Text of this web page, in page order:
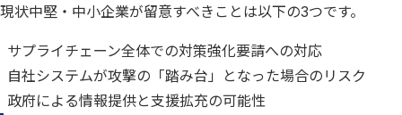
現状中堅・中小企業が留意すべきことは以下の3つです。
サプライチェーン全体での対策強化要請への対応
自社システムが攻撃の「踏み台」となった場合のリスク
政府による情報提供と支援拡充の可能性